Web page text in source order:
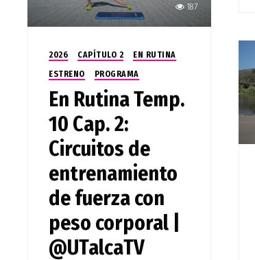
187
2026 CAPÍTULO 2
EN RUTINA
ESTRENO
PROGRAMA
En Rutina Temp.
10 Cap. 2:
Circuitos de
entrenamiento
de fuerza con
peso corporal |
@UTalcaTV